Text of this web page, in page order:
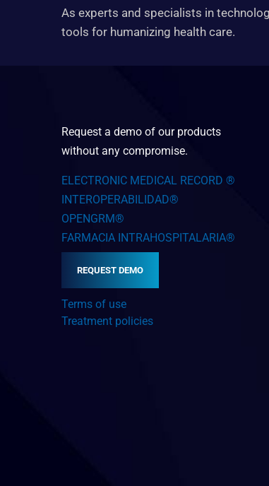
As experts and specialists in
tools for humanizing health care.
Request a demo of our products
without any compromise.
ELECTRONIC MEDICAL RECORD ®
INTEROPERABILIDAD®
OPENGRM®
FARMACIA INTRAHOSPITALARIA®
REQUEST DEMO
Terms of use
Treatment policies